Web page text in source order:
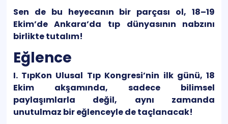
Sen de bu heyecanın bir parçası ol, 18–19
Ekim’de Ankara’da tıp dünyasının nabzını
birlikte tutalım!
Eğlence
I. TıpKon Ulusal Tıp Kongresi’nin ilk günü, 18
Ekim akşamında, sadece bilimsel
paylaşımlarla değil, aynı zamanda
unutulmaz bir eğlenceyle de taçlanacak!